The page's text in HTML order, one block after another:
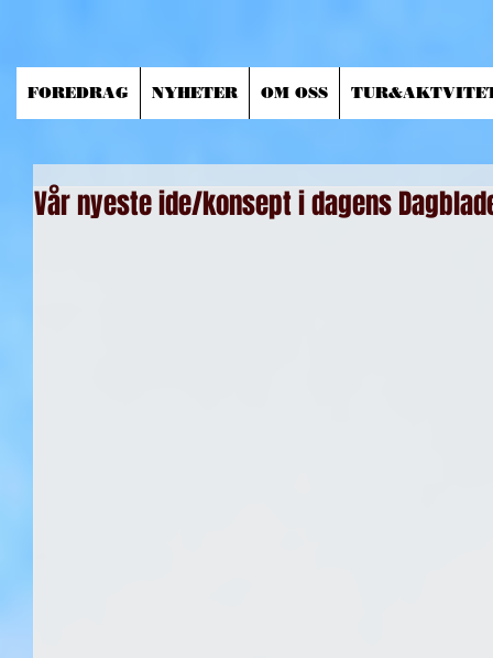
FOREDRAG NYHETER OM OSS
Vår nyeste ide/konsept i dagens